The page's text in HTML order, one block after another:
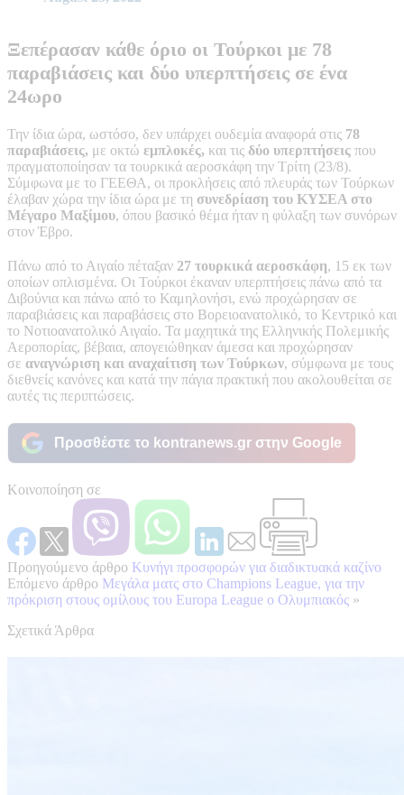
Ξεπέρασαν κάθε όριο οι Τούρκοι με 78
παραβιάσεις και δύο υπερπτήσεις σε ένα
24ωρο
Την ίδια ώρα, ωστόσο, δεν υπάρχει ουδεμία αναφορά στις 78
παραβιάσεις, με οκτώ εμπλοκές, και τις δύο υπερπτήσεις που
πραγματοποίησαν τα τουρκικά αεροσκάφη την Τρίτη (23/8).
Σύμφωνα με το ΓΕΕΘΑ, οι προκλήσεις από πλευράς των Τούρκων
έλαβαν χώρα την ίδια ώρα με τη συνεδρίαση του ΚΥΣΕΑ στο
Μέγαρο Μαξίμου, όπου βασικό θέμα ήταν η φύλαξη των συνόρων
στον Έβρο.
Πάνω από το Αιγαίο πέταξαν 27 τουρκικά αεροσκάφη, 15 εκ των
οποίων οπλισμένα. Οι Τούρκοι έκαναν υπερπτήσεις πάνω από τα
Διβούνια και πάνω από το Καμηλονήσι, ενώ προχώρησαν σε
παραβιάσεις και παραβάσεις στο Βορειοανατολικό, το Κεντρικό και
το Νοτιοανατολικό Αιγαίο. Τα μαχητικά της Ελληνικής Πολεμικής
Αεροπορίας, βέβαια, απογειώθηκαν άμεσα και προχώρησαν
σε αναγνώριση και αναχαίτιση των Τούρκων, σύμφωνα με τους
διεθνείς κανόνες και κατά την πάγια πρακτική που ακολουθείται σε
αυτές τις περιπτώσεις.
Προσθέστε το kontranews.gr στην Google
Κοινοποίηση σε
Προηγούμενο άρθρο Κυνήγι προσφορών για διαδικτυακά καζίνο
Επόμενο άρθρο Μεγάλα ματς στο Champions League, για την
πρόκριση στους ομίλους του Europa League ο Ολυμπιακός »
Σχετικά Άρθρα